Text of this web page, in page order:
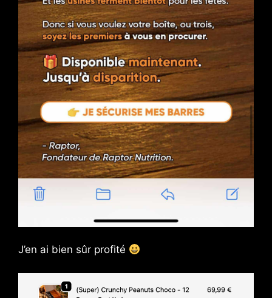
J’en ai bien sûr profité